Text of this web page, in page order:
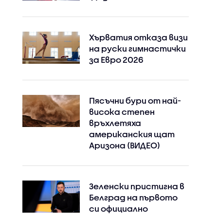
Хърватия отказа визи
на руски гимнастички
за Евро 2026
Пясъчни бури от най-
висока степен
връхлетяха
американския щат
Аризона (ВИДЕО)
Зеленски пристигна в
Белград на първото
си официално